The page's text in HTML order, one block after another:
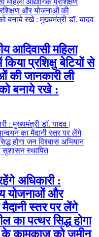
आदिवासी महिला
प्रशिक्षु बेटियों से
की जानकारी ली
को बनाये रखे :
अधिकारी :
योजनाओं और
स्तर पर लेंगे
का पत्थर सिद्ध होगा
के कामकाज को जमीन